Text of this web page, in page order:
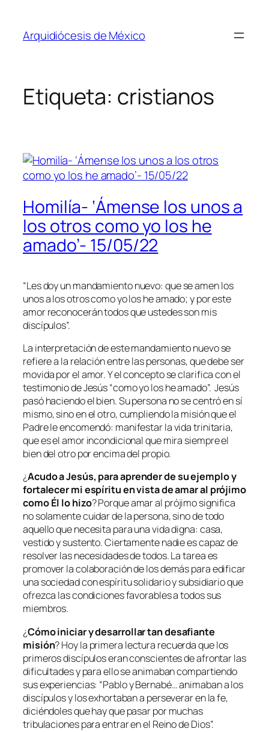
contenido
Arquidiócesis de México
Etiqueta: cristianos
Homilía- ‘Ámense los unos a
los otros como yo los he
amado’- 15/05/22
“Les doy un mandamiento nuevo: que se amen los
unos a los otros como yo los he amado; y por este
amor reconocerán todos que ustedes son mis
discípulos”.
La interpretación de este mandamiento nuevo se
refiere a la relación entre las personas, que debe ser
movida por el amor. Y el concepto se clarifica con el
testimonio de Jesús “como yo los he amado”. Jesús
pasó haciendo el bien. Su persona no se centró en sí
mismo, sino en el otro, cumpliendo la misión que el
Padre le encomendó: manifestar la vida trinitaria,
que es el amor incondicional que mira siempre el
bien del otro por encima del propio.
¿Acudo a Jesús, para aprender de su ejemplo y
fortalecer mi espíritu en vista de amar al prójimo
como Él lo hizo? Porque amar al prójimo significa
no solamente cuidar de la persona, sino de todo
aquello que necesita para una vida digna: casa,
vestido y sustento. Ciertamente nadie es capaz de
resolver las necesidades de todos. La tarea es
promover la colaboración de los demás para edificar
una sociedad con espíritu solidario y subsidiario que
ofrezca las condiciones favorables a todos sus
miembros.
¿Cómo iniciar y desarrollar tan desafiante
misión? Hoy la primera lectura recuerda que los
primeros discípulos eran conscientes de afrontar las
dificultades y para ello se animaban compartiendo
sus experiencias: “Pablo y Bernabé… animaban a los
discípulos y los exhortaban a perseverar en la fe,
diciéndoles que hay que pasar por muchas
tribulaciones para entrar en el Reino de Dios”.